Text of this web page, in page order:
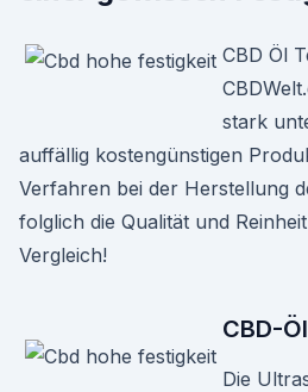
CBD Öl
stark
auffällig kostengünstigen
Verfahren bei der Herstellung
folglich die Qualität und
Vergleich!
CBD-
Die